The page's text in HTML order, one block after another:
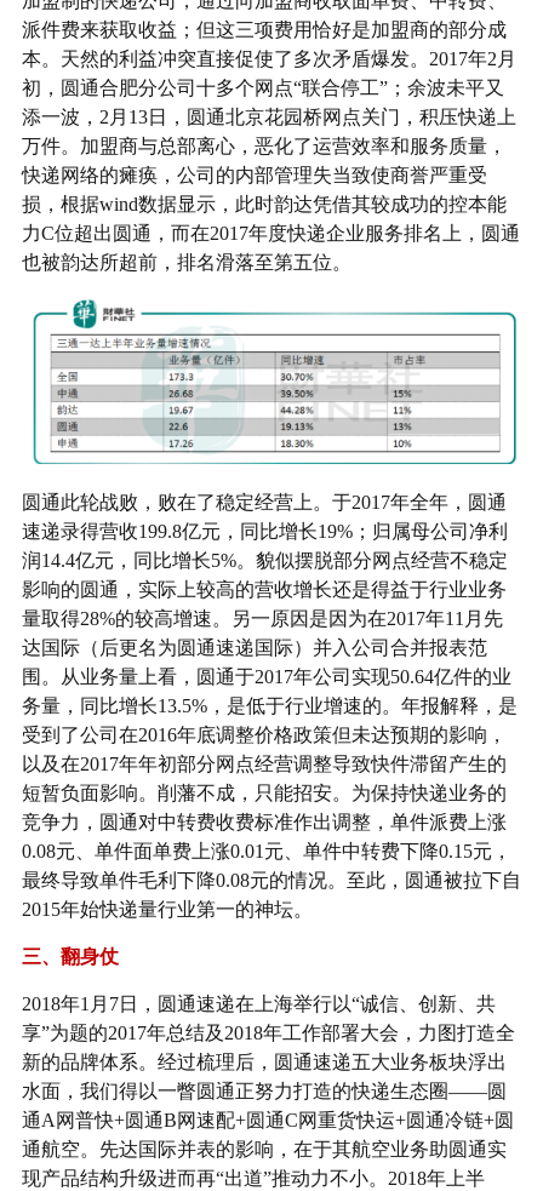
派件费来获取收益；但这三项费用恰好是加盟商的部分成
本。天然的利益冲突直接促使了多次矛盾爆发。2017年2月
初，圆通合肥分公司十多个网点“联合停工”；余波未平又
添一波，2月13日，圆通北京花园桥网点关门，积压快递上
万件。加盟商与总部离心，恶化了运营效率和服务质量，
快递网络的瘫痪，公司的内部管理失当致使商誉严重受
损，根据wind数据显示，此时韵达凭借其较成功的控本能
力C位超出圆通，而在2017年度快递企业服务排名上，圆通
也被韵达所超前，排名滑落至第五位。
圆通此轮战败，败在了稳定经营上。于2017年全年，圆通
速递录得营收199.8亿元，同比增长19%；归属母公司净利
润14.4亿元，同比增长5%。貌似摆脱部分网点经营不稳定
影响的圆通，实际上较高的营收增长还是得益于行业业务
量取得28%的较高增速。另一原因是因为在2017年11月先
达国际（后更名为圆通速递国际）并入公司合并报表范
围。从业务量上看，圆通于2017年公司实现50.64亿件的业
务量，同比增长13.5%，是低于行业增速的。年报解释，是
受到了公司在2016年底调整价格政策但未达预期的影响，
以及在2017年年初部分网点经营调整导致快件滞留产生的
短暂负面影响。削藩不成，只能招安。为保持快递业务的
竞争力，圆通对中转费收费标准作出调整，单件派费上涨
0.08元、单件面单费上涨0.01元、单件中转费下降0.15元，
最终导致单件毛利下降0.08元的情况。至此，圆通被拉下自
2015年始快递量行业第一的神坛。
三、翻身仗
2018年1月7日，圆通速递在上海举行以“诚信、创新、共
享”为题的2017年总结及2018年工作部署大会，力图打造全
新的品牌体系。经过梳理后，圆通速递五大业务板块浮出
水面，我们得以一瞥圆通正努力打造的快递生态圈——圆
通A网普快+圆通B网速配+圆通C网重货快运+圆通冷链+圆
通航空。先达国际并表的影响，在于其航空业务助圆通实
现产品结构升级进而再“出道”推动力不小。2018年上半